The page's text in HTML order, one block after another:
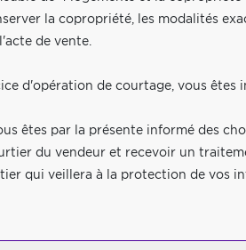
la copropriété, les modalités
de vente.
d'opération de courtage, vous
êtes par la présente informé des
du vendeur et recevoir un
qui veillera à la protection de vos